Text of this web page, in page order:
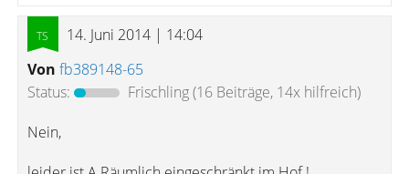
14. Juni 2014 | 14:04
Von fb389148-65
Status:
Frischling(16 Beiträge, 14x hilfreich)
Nein,